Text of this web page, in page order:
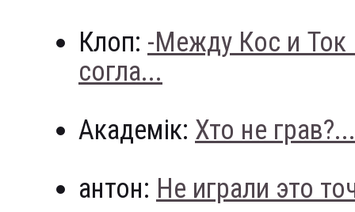
Клоп: -Между Кос и
согла...
Академік: Хто не грав?...
антон: Не играли это